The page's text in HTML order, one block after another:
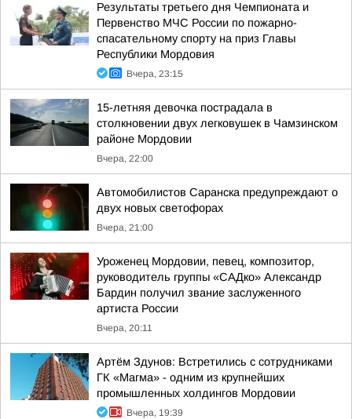
Результаты третьего дня Чемпионата и
Первенство МЧС России по пожарно-
спасательному спорту на приз Главы
Республики Мордовия
Вчера, 23:15
15-летняя девочка пострадала в
столкновении двух легковушек в Чамзинском
районе Мордовии
Вчера, 22:00
Автомобилистов Саранска предупреждают о
двух новых светофорах
Вчера, 21:00
Уроженец Мордовии, певец, композитор,
руководитель группы «САДко» Александр
Бардин получил звание заслуженного
артиста России
Вчера, 20:11
Артём Здунов: Встретились с сотрудниками
ГК «Магма» - одним из крупнейших
промышленных холдингов Мордовии
Вчера, 19:39